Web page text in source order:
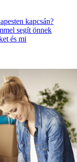
kapcsán?
segít önnek
és mi